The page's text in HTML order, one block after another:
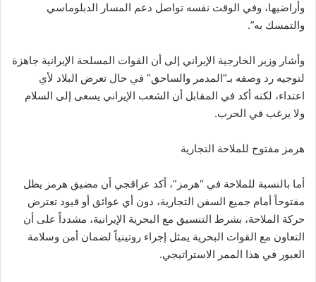
وأراضيها، وفي الوقت نفسه تواصل دعم المسار الدبلوماسي
والتمسك به”.
وأشار وزير الخارجية الإيراني إلى أن القوات المسلحة الإيرانية جاهزة
لتوجيه رد وصفه بـ”المدمر والساحق” في حال تعرض البلاد لأي
اعتداء، لكنه أكد في المقابل أن الشعب الإيراني يسعى إلى السلام
ولا يرغب في الحرب.
هرمز مفتوح للملاحة التجارية
أما بالنسبة للملاحة في “هرمز”، أكد عراقجي أن مضيق هرمز يظل
مفتوحاً أمام جميع السفن التجارية، دون أي عوائق أو قيود تعترض
حركة الملاحة، بشرط التنسيق مع البحرية الإيرانية، مشدداً على أن
التعاون مع القوات البحرية يمثل إجراء روتينياً لضمان أمن وسلامة
العبور في هذا الممر الاستراتيجي.